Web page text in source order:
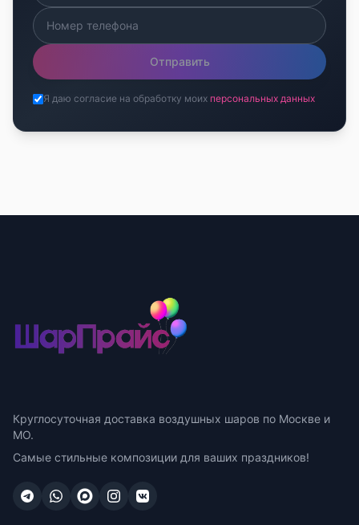
Отправить
Я даю согласие на обработку моих персональных данных
Круглосуточная доставка воздушных шаров по Москве и
МО.
Самые стильные композиции для ваших праздников!